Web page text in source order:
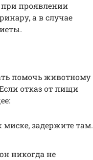
проявлении
а в случае
помочь животному
отказ от пищи
миске, задержите там.
никогда не